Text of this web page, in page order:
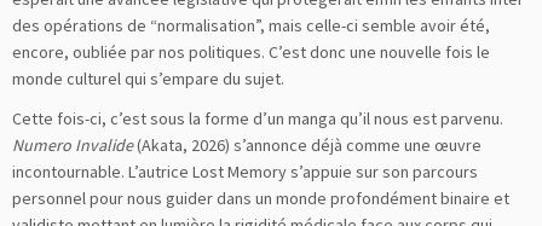
des opérations de “normalisation”, mais celle-ci semble avoir été,
encore, oubliée par nos politiques. C’est donc une nouvelle fois le
monde culturel qui s’empare du sujet.
Cette fois-ci, c’est sous la forme d’un manga qu’il nous est parvenu.
Numero Invalide(Akata, 2026) s’annonce déjà comme une œuvre
incontournable. L’autrice Lost Memory s’appuie sur son parcours
personnel pour nous guider dans un monde profondément binaire et